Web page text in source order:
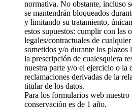
normativa. No obstante, incluso
se mantendrán bloqueados
y limitando su tratamiento,
estos supuestos: cumplir con las
legales/contractuales de
sometidos y/o durante los plazos
la prescripción de cualesquiera
nuestra parte y/o el ejercicio o la
reclamaciones derivadas de la
titular de los datos.
Para los formularios web
conservación es de 1 año.